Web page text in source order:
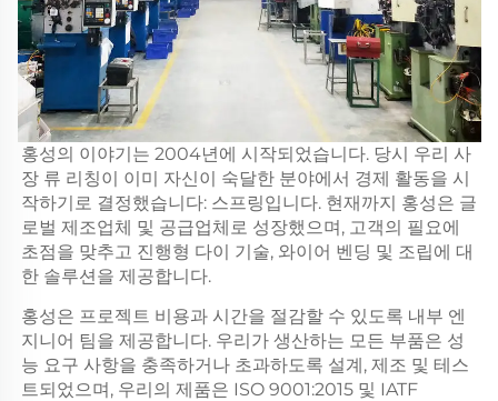
홍성의 이야기는 2004년에 시작되었습니다. 당시 우리 사
장 류 리칭이 이미 자신이 숙달한 분야에서 경제 활동을 시
작하기로 결정했습니다: 스프링입니다. 현재까지 홍성은 글
로벌 제조업체 및 공급업체로 성장했으며, 고객의 필요에
초점을 맞추고 진행형 다이 기술, 와이어 벤딩 및 조립에 대
한 솔루션을 제공합니다.
홍성은 프로젝트 비용과 시간을 절감할 수 있도록 내부 엔
지니어 팀을 제공합니다. 우리가 생산하는 모든 부품은 성
능 요구 사항을 충족하거나 초과하도록 설계, 제조 및 테스
트되었으며, 우리의 제품은 ISO 9001:2015 및 IATF